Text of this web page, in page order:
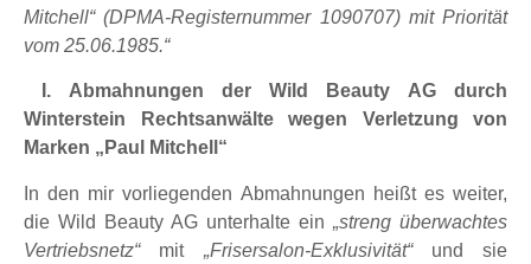
Mitchell“ (DPMA-Registernummer 1090707) mit Priorität
vom 25.06.1985.“
I. Abmahnungen der Wild Beauty AG durch
Winterstein Rechtsanwälte wegen Verletzung von
Marken „Paul Mitchell“
In den mir vorliegenden Abmahnungen heißt es weiter,
die Wild Beauty AG unterhalte ein „streng überwachtes
Vertriebsnetz“mit „Frisersalon-Exklusivität“und sie